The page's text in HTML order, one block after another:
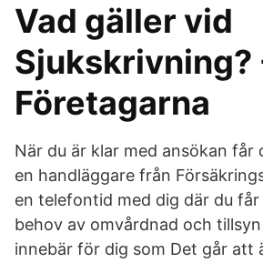
Vad gäller vid
Sjukskrivning?
Företagarna
När du är klar med ansökan får
en handläggare från
en telefontid med dig där du
behov av omvårdnad och
innebär för dig som Det går att